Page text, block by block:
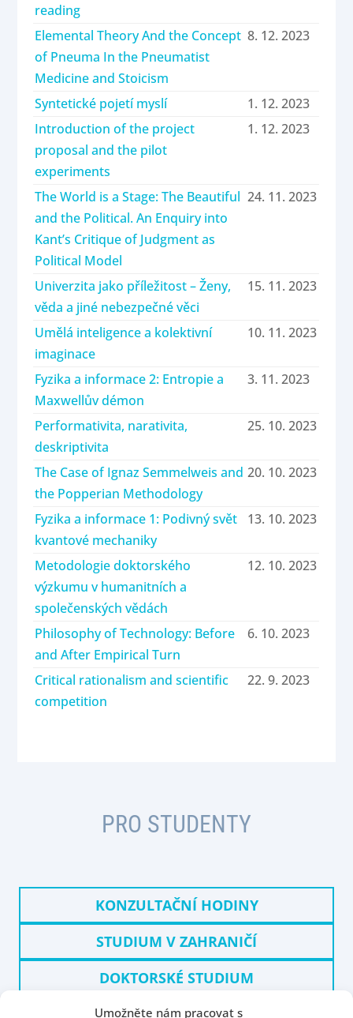
Umožněte nám pracovat s
reading
Elemental Theory And the Concept
of Pneuma In the Pneumatist
Medicine and Stoicism
8. 12. 2023
Syntetické pojetí myslí
1. 12. 2023
Introduction of the project
proposal and the pilot
experiments
1. 12. 2023
The World is a Stage: The Beautiful
and the Political. An Enquiry into
Kant’s Critique of Judgment as
Political Model
24. 11. 2023
Univerzita jako příležitost – Ženy,
věda a jiné nebezpečné věci
15. 11. 2023
Umělá inteligence a kolektivní
imaginace
10. 11. 2023
Fyzika a informace 2: Entropie a
Maxwellův démon
3. 11. 2023
Performativita, narativita,
deskriptivita
25. 10. 2023
The Case of Ignaz Semmelweis and
the Popperian Methodology
20. 10. 2023
Fyzika a informace 1: Podivný svět
kvantové mechaniky
13. 10. 2023
Metodologie doktorského
výzkumu v humanitních a
společenských vědách
12. 10. 2023
Philosophy of Technology: Before
and After Empirical Turn
6. 10. 2023
Critical rationalism and scientific
competition
22. 9. 2023
PRO STUDENTY
KONZULTAČNÍ HODINY
STUDIUM V ZAHRANIČÍ
DOKTORSKÉ STUDIUM
DOKTORSKÉ SEMINÁŘE